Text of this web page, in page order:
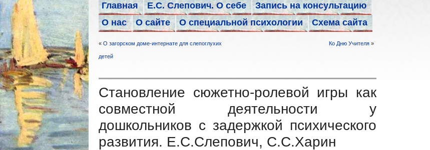
Главная Е.С. Слепович. О себе
Запись на консультацию
О нас
О сайте О специальной психологии Схема сайта
« О загорском доме-интернате для слепоглухих
детей
Ко Дню Учителя »
Становление сюжетно-ролевой игры как
совместной деятельности у
дошкольников с задержкой психического
развития. Е.С.Слепович, С.С.Харин